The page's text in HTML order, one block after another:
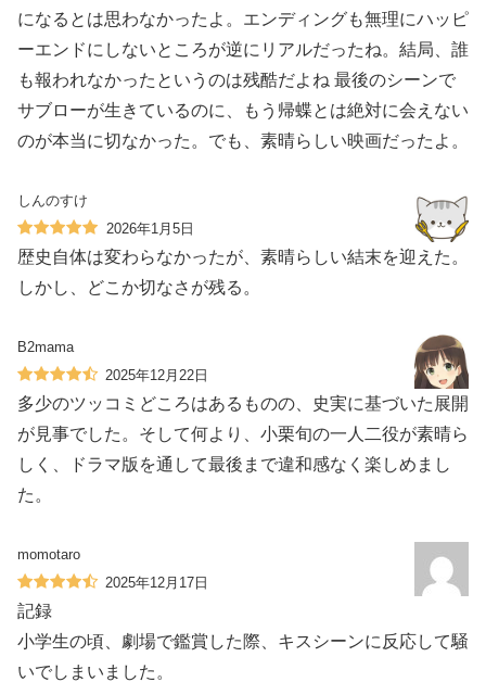
になるとは思わなかったよ。エンディングも無理にハッピ
ーエンドにしないところが逆にリアルだったね。結局、誰
も報われなかったというのは残酷だよね 最後のシーンで
サブローが生きているのに、もう帰蝶とは絶対に会えない
のが本当に切なかった。でも、素晴らしい映画だったよ。
しんのすけ
2026年1月5日
歴史自体は変わらなかったが、素晴らしい結末を迎えた。
しかし、どこか切なさが残る。
B2mama
2025年12月22日
多少のツッコミどころはあるものの、史実に基づいた展開
が見事でした。そして何より、小栗旬の一人二役が素晴ら
しく、ドラマ版を通して最後まで違和感なく楽しめまし
た。
momotaro
2025年12月17日
記録
小学生の頃、劇場で鑑賞した際、キスシーンに反応して騒
いでしまいました。